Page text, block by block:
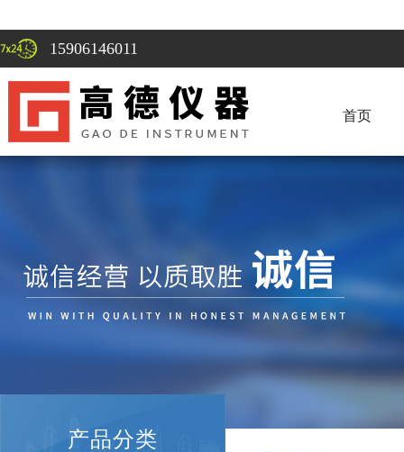
15906146011
首页
产品分类